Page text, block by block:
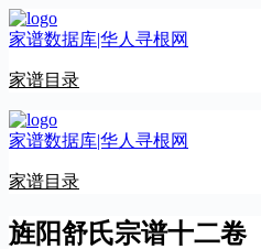
跳
至
容
家谱数据库|华人寻根网
家谱目录
家谱数据库|华人寻根网
家谱目录
旌阳舒氏宗谱十二卷